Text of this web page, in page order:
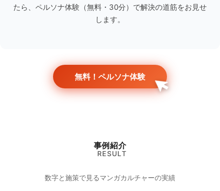
たら、ペルソナ体験（無料・30分）で解決の道筋をお見せ
します。
無料！ペルソナ体験
事例紹介
RESULT
数字と施策で見るマンガカルチャーの実績